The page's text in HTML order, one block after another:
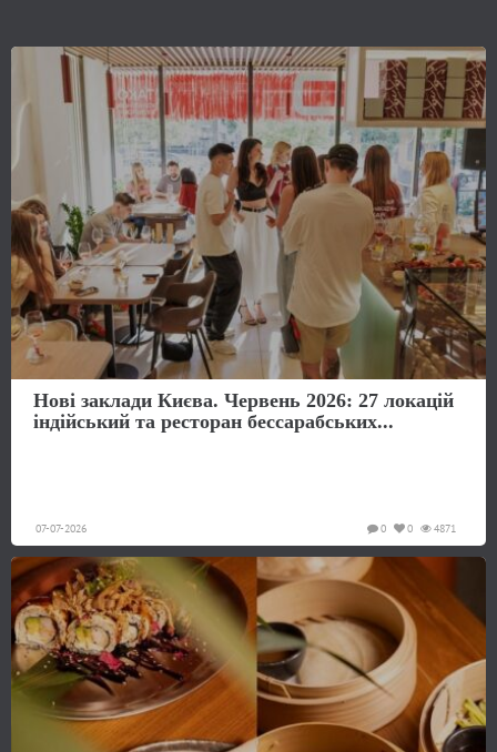
Нові заклади Києва. Червень 2026: 27 локацій
індійський та ресторан бессарабських...
07-07-2026 4871
0
0